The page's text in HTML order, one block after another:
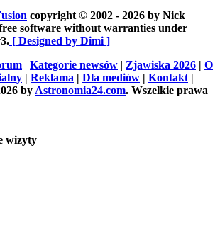
copyright © 2002 - 2026 by Nick
free software without warranties under
[ Designed by Dimi ]
| Kategorie newsów | Zjawiska 2026 | O
| Reklama | Dla mediów | Kontakt |
by Astronomia24.com. Wszelkie prawa
wizyty